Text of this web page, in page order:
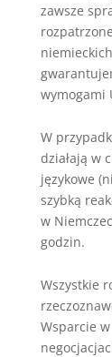
zawsze
wymogami
W
działają w
językowe
szybką
w
godzin.
Wszystkie
Wsparcie